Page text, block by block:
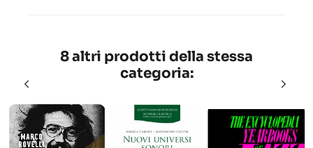
8 altri prodotti della stessa
categoria: